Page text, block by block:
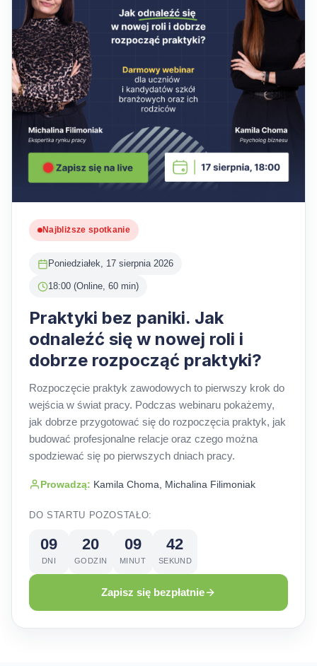
Najbliższe spotkanie
Poniedziałek, 17 sierpnia 2026
18:00 (Online, 60 min)
Praktyki bez paniki. Jak
odnaleźć się w nowej roli i
dobrze rozpocząć praktyki?
Rozpoczęcie praktyk zawodowych to pierwszy krok do
wejścia w świat pracy. Podczas webinaru pokażemy,
jak dobrze przygotować się do rozpoczęcia praktyk, jak
budować profesjonalne relacje oraz czego można
spodziewać się po pierwszych dniach pracy.
Prowadzą: Kamila Choma, Michalina Filimoniak
DO STARTU POZOSTAŁO:
09
DNI
20
GODZIN
09
MINUT
41
SEKUND
Zapisz się bezpłatnie